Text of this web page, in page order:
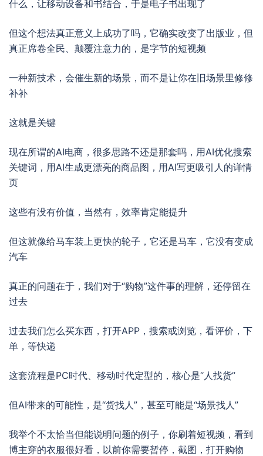
什么，让移动设备和书结合，于是电子书出现了
但这个想法真正意义上成功了吗，它确实改变了出版业，但
真正席卷全民、颠覆注意力的，是字节的短视频
一种新技术，会催生新的场景，而不是让你在旧场景里修修
补补
这就是关键
现在所谓的AI电商，很多思路不还是那套吗，用AI优化搜索
关键词，用AI生成更漂亮的商品图，用AI写更吸引人的详情
页
这些有没有价值，当然有，效率肯定能提升
但这就像给马车装上更快的轮子，它还是马车，它没有变成
汽车
真正的问题在于，我们对于“购物”这件事的理解，还停留在
过去
过去我们怎么买东西，打开APP，搜索或浏览，看评价，下
单，等快递
这套流程是PC时代、移动时代定型的，核心是“人找货”
但AI带来的可能性，是“货找人”，甚至可能是“场景找人”
我举个不太恰当但能说明问题的例子，你刷着短视频，看到
博主穿的衣服很好看，以前你需要暂停，截图，打开购物